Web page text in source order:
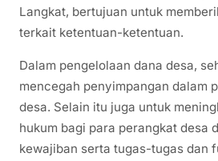
Langkat, bertujuan untuk
terkait ketentuan-ketentuan.
Dalam pengelolaan dana desa,
mencegah penyimpangan dalam
desa. Selain itu juga untuk
hukum bagi para perangkat desa
kewajiban serta tugas-tugas dan